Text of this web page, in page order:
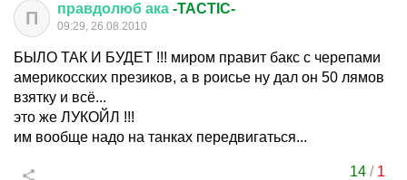
П правдолюб ака -TACTIC-
09:29, 26.08.2010
БЫЛО ТАК И БУДЕТ !!! миром правит бакс с черепами
америкосских презиков, а в роисье ну дал он 50 лямов
взятку и всё...
это же ЛУКОЙЛ !!!
им вообще надо на танках передвигаться...
14 / 1